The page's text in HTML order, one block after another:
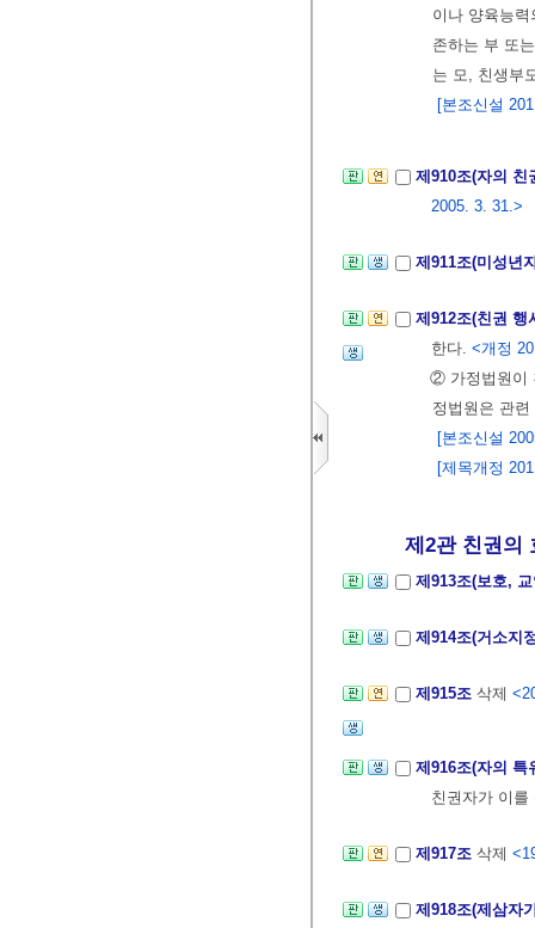
이나 양육능
존하는 부 또
는 모, 친생부
[본조신설
제910조(자의
2005. 3. 31.>
제911조(미성년
제912조(친권
한다. <개정
② 가정법원이
정법원은 관
[본조신설
[제목개정
제2관 친권의
제913조(보호,
제914조(거소지
제915조 삭제
제916조(자의
친권자가 이를
제917조 삭제
제918조(제삼자